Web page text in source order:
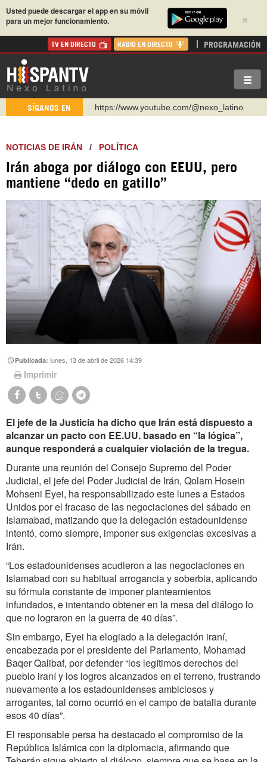
×
Usted puede descargar el app en su móvil
para un mejor funcionamiento.
TV EN DIRECTO RADIO EN DIRECTO PROGRAMACIÓN
SÍGANOS EN
https://www.youtube.com/@nexo_latino
https://t.me/hispantvcanal
https://urmedium.com/c/hispantv
WhatsApp y Viber: +98 921 79 29 404
https://www.facebook.com/Nexolatino.Canal
NOTICIAS DE IRÁN / POLÍTICA
Irán aboga por diálogo con EEUU, pero
mantiene “dedo en gatillo”
Publicada:lunes, 13 de abril de 2026 14:39
Imprimir
El jefe de la Justicia ha dicho que Irán está dispuesto a
alcanzar un pacto con EE.UU. basado en “la lógica”,
aunque responderá a cualquier violación de la tregua.
Durante una reunión del Consejo Supremo del Poder
Judicial, el jefe del Poder Judicial de Irán, Qolam Hosein
Mohseni Eyei, ha responsabilizado este lunes a Estados
Unidos por el fracaso de las negociaciones del sábado en
Islamabad, matizando que la delegación estadounidense
intentó, como siempre, imponer sus exigencias excesivas a
Irán.
“Los estadounidenses acudieron a las negociaciones en
Islamabad con su habitual arrogancia y soberbia, aplicando
su fórmula constante de imponer planteamientos
infundados, e intentando obtener en la mesa del diálogo lo
que no lograron en la guerra de 40 días”.
Sin embargo, Eyei ha elogiado a la delegación iraní,
encabezada por el presidente del Parlamento, Mohamad
Baqer Qalibaf, por defender “los legítimos derechos del
pueblo iraní y los logros alcanzados en el terreno, frustrando
nuevamente a los estadounidenses ambiciosos y
arrogantes, tal como ocurrió en el campo de batalla durante
esos 40 días”.
El responsable persa ha destacado el compromiso de la
República Islámica con la diplomacia, afirmando que